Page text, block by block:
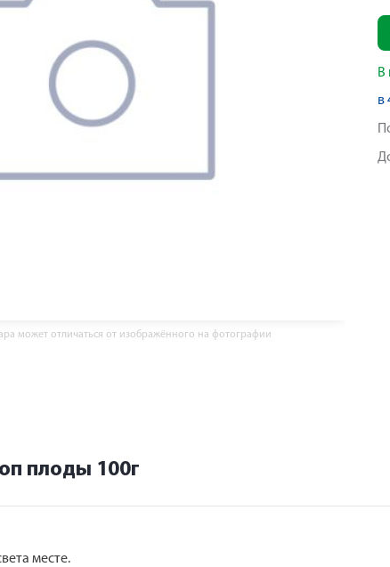
может отличаться от изображённого на фотографии
В
в
плоды 100г
месте.